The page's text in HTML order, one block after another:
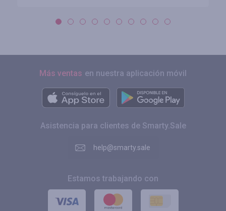
Más ventas en nuestra aplicación móvil
Asistencia para clientes de Smarty.Sale
help@smarty.sale
Estamos trabajando con